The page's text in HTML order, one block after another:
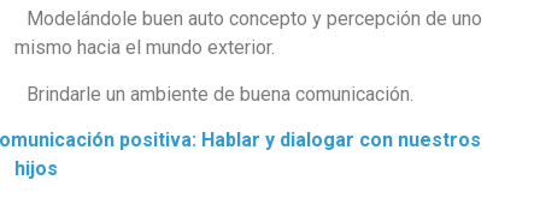
Modelándole buen auto concepto y percepción de uno
mismo hacia el mundo exterior.
Brindarle un ambiente de buena comunicación.
positiva: Hablar y dialogar con nuestros
hijos